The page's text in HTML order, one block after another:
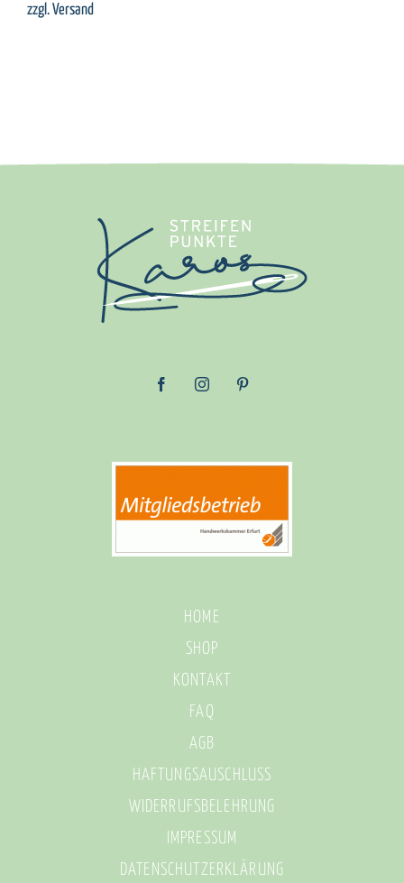
zzgl.Versand
HOME
SHOP
KONTAKT
FAQ
AGB
HAFTUNGSAUSCHLUSS
WIDERRUFSBELEHRUNG
IMPRESSUM
DATENSCHUTZERKLÄRUNG